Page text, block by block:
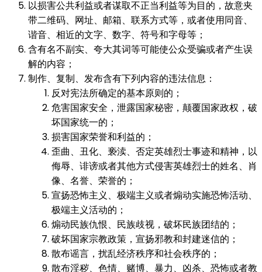
以损害公共利益或者谋取不正当利益等为目的，故意夹
带二维码、网址、邮箱、联系方式等，或者使用同音、
谐音、相近的文字、数字、符号和字母等；
含有名不副实、夸大其词等可能使公众受骗或者产生误
解的内容；
制作、复制、发布含有下列内容的违法信息：
反对宪法所确定的基本原则的；
危害国家安全，泄露国家秘密，颠覆国家政权，破
坏国家统一的；
损害国家荣誉和利益的；
歪曲、丑化、亵渎、否定英雄烈士事迹和精神，以
侮辱、诽谤或者其他方式侵害英雄烈士的姓名、肖
像、名誉、荣誉的；
宣扬恐怖主义、极端主义或者煽动实施恐怖活动、
极端主义活动的；
煽动民族仇恨、民族歧视，破坏民族团结的；
破坏国家宗教政策，宣扬邪教和封建迷信的；
散布谣言，扰乱经济秩序和社会秩序的；
散布淫秽、色情、赌博、暴力、凶杀、恐怖或者教